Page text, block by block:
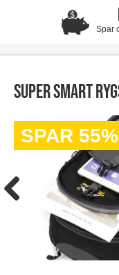
Spar
Super smart
SPAR 55%